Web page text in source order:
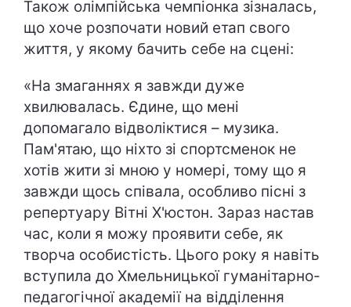
Також олімпійська чемпіонка зізналась,
що хоче розпочати новий етап свого
життя, у якому бачить себе на сцені:
«На змаганнях я завжди дуже
хвилювалась. Єдине, що мені
допомагало відволіктися – музика.
Пам'ятаю, що ніхто зі спортсменок не
хотів жити зі мною у номері, тому що я
завжди щось співала, особливо пісні з
репертуару Вітні Х'юстон. Зараз настав
час, коли я можу проявити себе, як
творча особистість. Цього року я навіть
вступила до Хмельницької гуманітарно-
педагогічної академії на відділення